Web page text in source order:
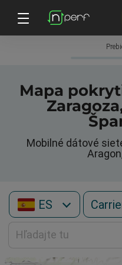
Mapa
Mobilné dátové
ES